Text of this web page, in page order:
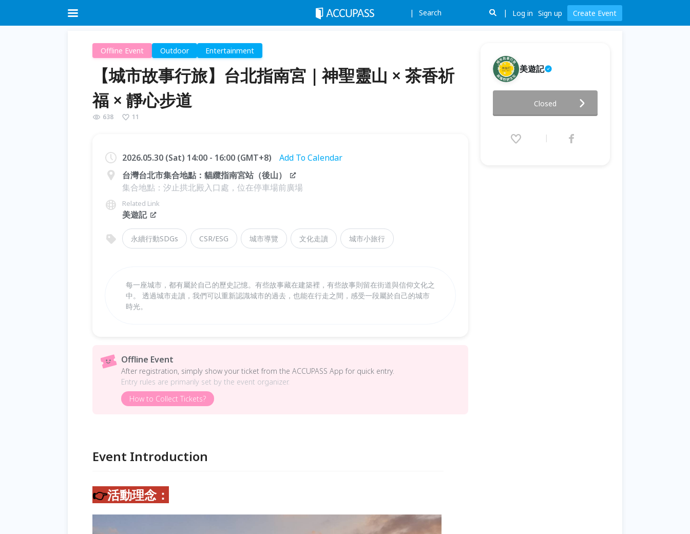
Search Log in Sign up Create Event
Offline Event Outdoor Entertainment
【城市故事行旅】台北指南宮｜神聖靈山 × 茶香祈
福 × 靜心步道
638 11
2026.05.30 (Sat) 14:00 - 16:00 (GMT+8)
Add To Calendar
台灣台北市集合地點：貓纜指南宮站（後山）
集合地點：汐止拱北殿入口處，位在停車場前廣場
Related Link
美遊記
永續行動SDGs CSR/ESG 城市導覽 文化走讀 城市小旅行
每一座城市，都有屬於自己的歷史記憶。有些故事藏在建築裡，有些故事則留在街道與信仰文化之
中。 透過城市走讀，我們可以重新認識城市的過去，也能在行走之間，感受一段屬於自己的城市
時光。
Offline Event
After registration, simply show your ticket from the ACCUPASS App for quick entry.
Entry rules are primarily set by the event organizer.
How to Collect Tickets?
Event Introduction
👉活動理念：
美遊記
神聖靈山 × 茶香祈福 × 靜心步道
2026.05.30 (Sat) 14:00 - 16:00
Closed